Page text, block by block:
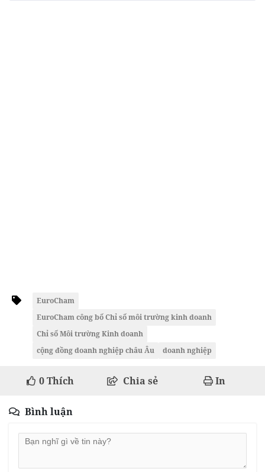
EuroCham
EuroCham công bố Chỉ số môi trường kinh doanh
Chỉ số Môi trường Kinh doanh
cộng đồng doanh nghiệp châu Âu
doanh nghiệp
0Thích Chia sẻ In
Bình luận